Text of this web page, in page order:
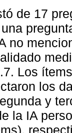
de 17
no
Los
los
y
la IA